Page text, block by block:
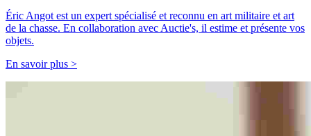
Éric Angot est un expert spécialisé et reconnu en art militaire et art
de la chasse. En collaboration avec Auctie's, il estime et présente vos
objets.
En savoir plus >